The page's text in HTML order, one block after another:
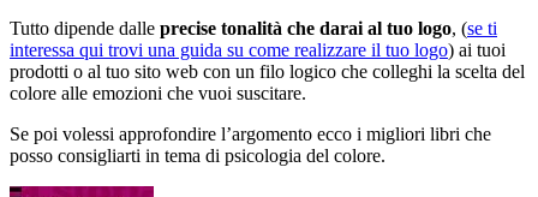
Tutto dipende dalle precise tonalità che darai al tuo logo, (se ti
interessa qui trovi una guida su come realizzare il tuo logo) ai tuoi
prodotti o al tuo sito web con un filo logico che colleghi la scelta del
colore alle emozioni che vuoi suscitare.
Se poi volessi approfondire l’argomento ecco i migliori libri che
posso consigliarti in tema di psicologia del colore.